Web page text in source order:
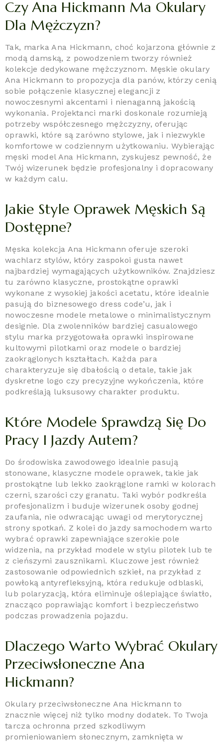
Czy Ana Hickmann Ma Okulary
Dla Mężczyzn?
Tak, marka Ana Hickmann, choć kojarzona głównie z
modą damską, z powodzeniem tworzy również
kolekcje dedykowane mężczyznom. Męskie okulary
Ana Hickmann to propozycja dla panów, którzy cenią
sobie połączenie klasycznej elegancji z
nowoczesnymi akcentami i nienaganną jakością
wykonania. Projektanci marki doskonale rozumieją
potrzeby współczesnego mężczyzny, oferując
oprawki, które są zarówno stylowe, jak i niezwykle
komfortowe w codziennym użytkowaniu. Wybierając
męski model Ana Hickmann, zyskujesz pewność, że
Twój wizerunek będzie profesjonalny i dopracowany
w każdym calu.
Jakie Style Oprawek Męskich Są
Dostępne?
Męska kolekcja Ana Hickmann oferuje szeroki
wachlarz stylów, który zaspokoi gusta nawet
najbardziej wymagających użytkowników. Znajdziesz
tu zarówno klasyczne, prostokątne oprawki
wykonane z wysokiej jakości acetatu, które idealnie
pasują do biznesowego dress code’u, jak i
nowoczesne modele metalowe o minimalistycznym
designie. Dla zwolenników bardziej casualowego
stylu marka przygotowała oprawki inspirowane
kultowymi pilotkami oraz modele o bardziej
zaokrąglonych kształtach. Każda para
charakteryzuje się dbałością o detale, takie jak
dyskretne logo czy precyzyjne wykończenia, które
podkreślają luksusowy charakter produktu.
Które Modele Sprawdzą Się Do
Pracy I Jazdy Autem?
Do środowiska zawodowego idealnie pasują
stonowane, klasyczne modele oprawek, takie jak
prostokątne lub lekko zaokrąglone ramki w kolorach
czerni, szarości czy granatu. Taki wybór podkreśla
profesjonalizm i buduje wizerunek osoby godnej
zaufania, nie odwracając uwagi od merytorycznej
strony spotkań. Z kolei do jazdy samochodem warto
wybrać oprawki zapewniające szerokie pole
widzenia, na przykład modele w stylu pilotek lub te
z cieńszymi zausznikami. Kluczowe jest również
zastosowanie odpowiednich szkieł, na przykład z
powłoką antyrefleksyjną, która redukuje odblaski,
lub polaryzacją, która eliminuje oślepiające światło,
znacząco poprawiając komfort i bezpieczeństwo
podczas prowadzenia pojazdu.
Dlaczego Warto Wybrać Okulary
Przeciwsłoneczne Ana
Hickmann?
Okulary przeciwsłoneczne Ana Hickmann to
znacznie więcej niż tylko modny dodatek. To Twoja
tarcza ochronna przed szkodliwym
promieniowaniem słonecznym, zamknięta w